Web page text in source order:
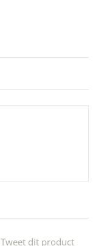
Tweet dit product